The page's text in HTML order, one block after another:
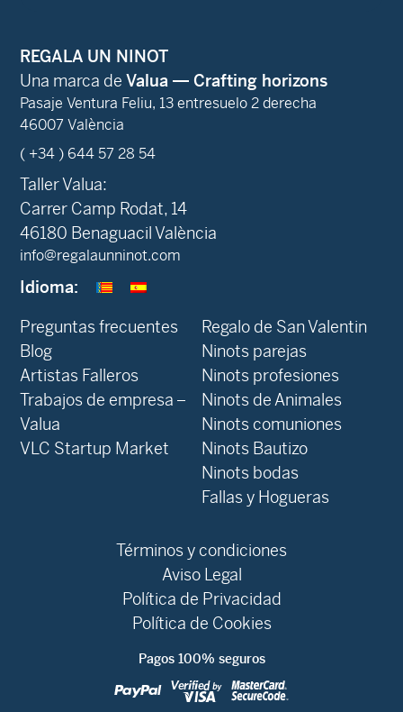
REGALA UN NINOT
Una marca de Valua — Crafting horizons
Pasaje Ventura Feliu, 13 entresuelo 2 derecha
46007 València
( +34 ) 644 57 28 54
Taller Valua:
Carrer Camp Rodat, 14
46180 Benaguacil València
info@regalaunninot.com
Idioma:
Preguntas frecuentes
Blog
Artistas Falleros
Trabajos de empresa –
Valua
VLC Startup Market
Regalo de San Valentin
Ninots parejas
Ninots profesiones
Ninots de Animales
Ninots comuniones
Ninots Bautizo
Ninots bodas
Fallas y Hogueras
Términos y condiciones
Aviso Legal
Política de Privacidad
Política de Cookies
Pagos 100% seguros